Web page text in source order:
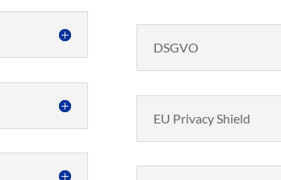
DSGVO
EU Privacy Shield